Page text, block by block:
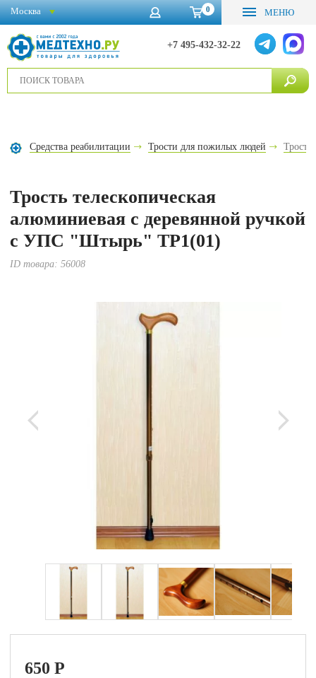
0 МЕНЮ
+7 495-432-32-22
Москва
Средства реабилитации Трости для пожилых людей Трости
Трость телескопическая
алюминиевая с деревянной ручкой
с УПС "Штырь" ТР1(01)
ID товара:56008
650P